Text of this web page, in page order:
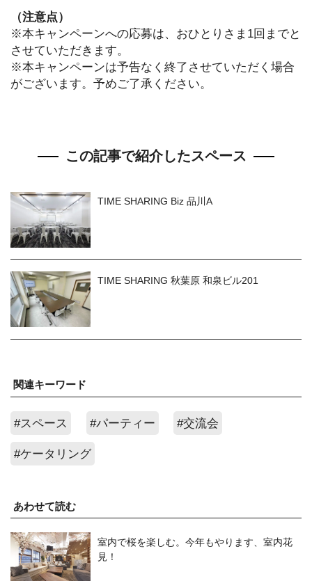
（注意点）
※本キャンペーンへの応募は、おひとりさま1回までと
させていただきます。
※本キャンペーンは予告なく終了させていただく場合
がございます。予めご了承ください。
この記事で紹介したスペース
TIME SHARING Biz 品川A
TIME SHARING 秋葉原 和泉ビル201
関連キーワード
#スペース #パーティー #交流会
#ケータリング
あわせて読む
室内で桜を楽しむ。今年もやります、室内花
見！